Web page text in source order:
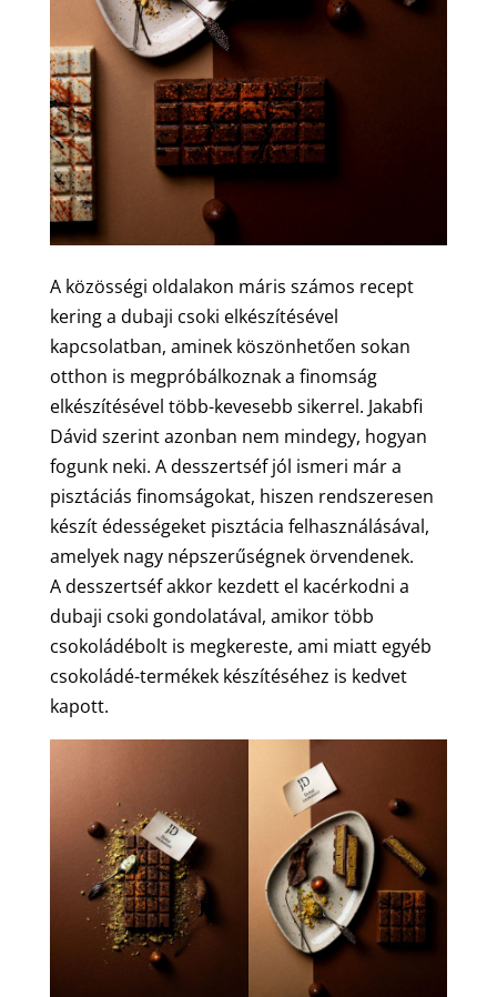
A közösségi oldalakon máris számos recept
kering a dubaji csoki elkészítésével
kapcsolatban, aminek köszönhetően sokan
otthon is megpróbálkoznak a finomság
elkészítésével több-kevesebb sikerrel. Jakabfi
Dávid szerint azonban nem mindegy, hogyan
fogunk neki. A desszertséf jól ismeri már a
pisztáciás finomságokat, hiszen rendszeresen
készít édességeket pisztácia felhasználásával,
amelyek nagy népszerűségnek örvendenek.
A desszertséf akkor kezdett el kacérkodni a
dubaji csoki gondolatával, amikor több
csokoládébolt is megkereste, ami miatt egyéb
csokoládé-termékek készítéséhez is kedvet
kapott.